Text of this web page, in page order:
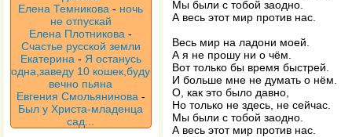
Елена Темникова - ночь
не отпускай
Елена Плотникова -
Счастье русской земли
Екатерина - Я останусь
одна,заведу 10 кошек,буду
вечно пьяна
Евгения Смольянинова -
Был у Христа-младенца
сад...
Мы были с тобой заодно.
А весь этот мир против нас.
Весь мир на ладони моей.
А я не прошу ни о чём.
Вот только бы время быстрей.
И больше мне не думать о нём.
О, как это было давно,
Но только не здесь, не сейчас.
Мы были с тобой заодно.
А весь этот мир против нас.